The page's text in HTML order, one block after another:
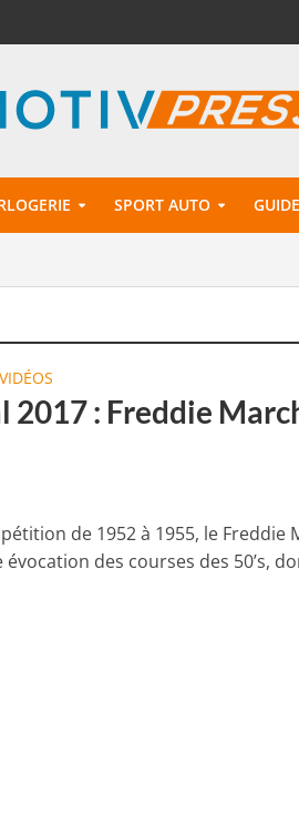
SPORT AUTO
VIDÉOS
2017 : Freddie
de 1952 à 1955, le Freddie
des courses des 50’s,